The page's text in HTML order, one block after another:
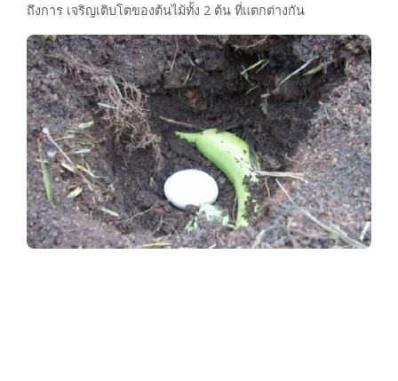
ถึงการ เจริญเติบโตของต้นไม้ทั้ง 2 ต้น ที่แตกต่างกัน